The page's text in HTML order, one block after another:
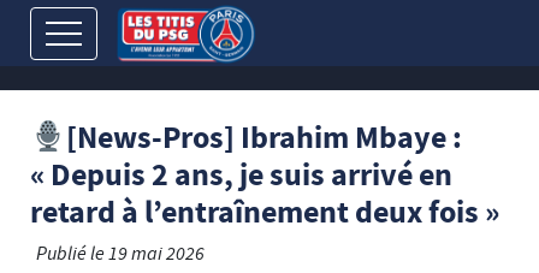
[News-Pros] Ibrahim Mbaye :
« Depuis 2 ans, je suis arrivé en
retard à l’entraînement deux fois »
Publié le19 mai 2026